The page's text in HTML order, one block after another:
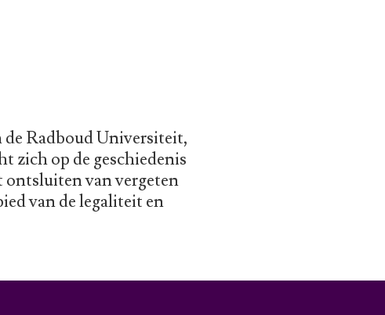
Radboud Universiteit,
zich op de geschiedenis
ontsluiten van vergeten
van de legaliteit en